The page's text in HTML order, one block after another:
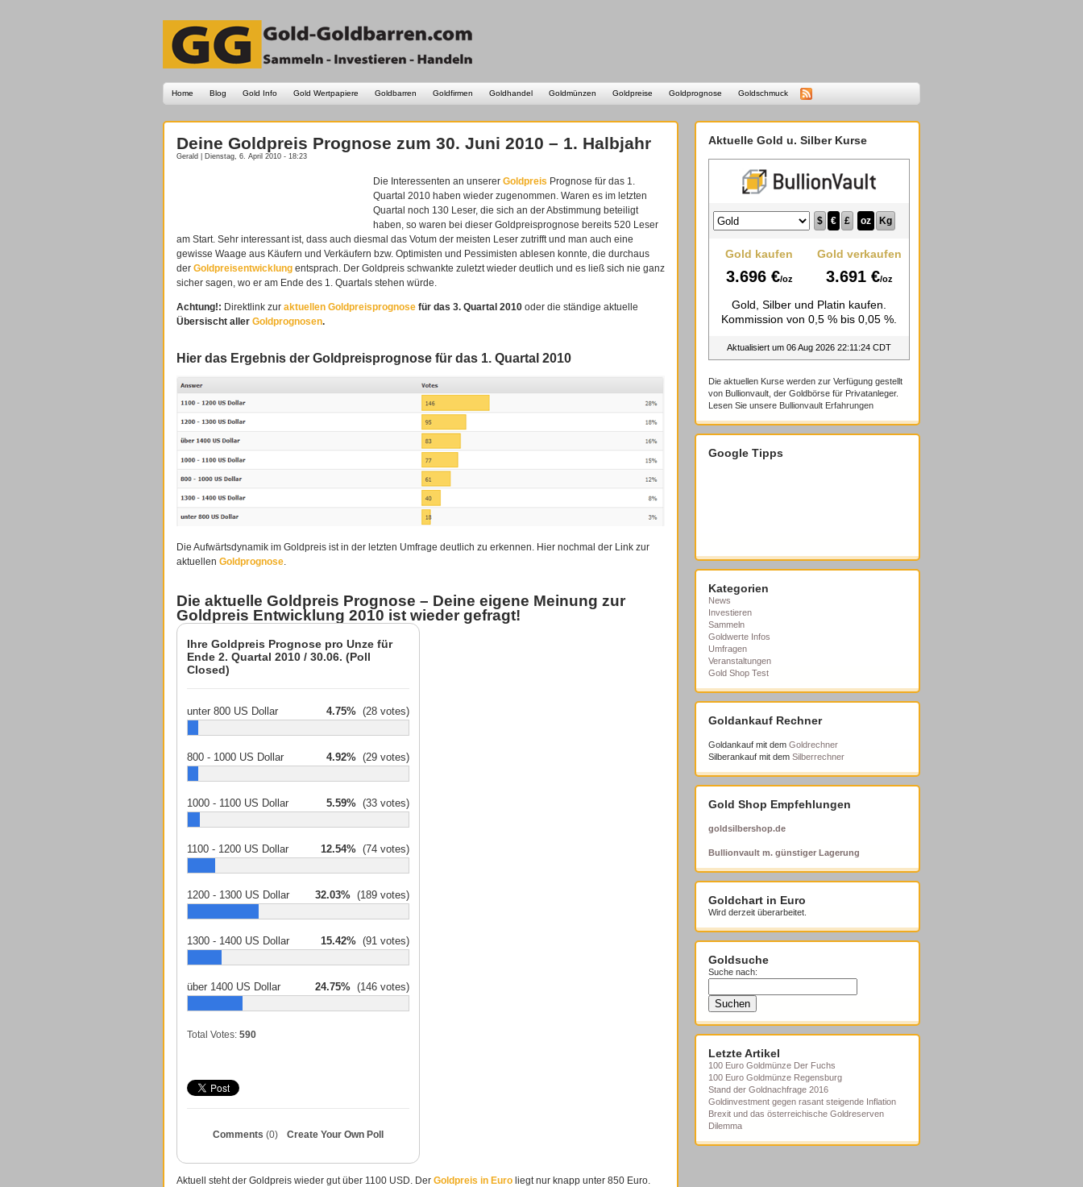
Home Blog Gold Info Gold Wertpapiere Goldbarren Goldfirmen Goldhandel Goldmünzen Goldpreise Goldprognose Goldschmuck
Deine Goldpreis Prognose zum 30. Juni 2010 – 1. Halbjahr
Gerald | Dienstag, 6. April 2010 - 18:23
Die Interessenten an unserer Goldpreis Prognose für das 1.
Quartal 2010 haben wieder zugenommen. Waren es im letzten
Quartal noch 130 Leser, die sich an der Abstimmung beteiligt
haben, so waren bei dieser Goldpreisprognose bereits 520 Leser
am Start. Sehr interessant ist, dass auch diesmal das Votum der meisten Leser zutrifft und man auch eine
gewisse Waage aus Käufern und Verkäufern bzw. Optimisten und Pessimisten ablesen konnte, die durchaus
der Goldpreisentwicklung entsprach. Der Goldpreis schwankte zuletzt wieder deutlich und es ließ sich nie ganz
sicher sagen, wo er am Ende des 1. Quartals stehen würde.
Achtung!: Direktlink zur aktuellen Goldpreisprognose für das 3. Quartal 2010 oder die ständige aktuelle
Übersischt aller Goldprognosen.
Hier das Ergebnis der Goldpreisprognose für das 1. Quartal 2010
Die Aufwärtsdynamik im Goldpreis ist in der letzten Umfrage deutlich zu erkennen. Hier nochmal der Link zur
aktuellen Goldprognose
Die aktuelle Goldpreis Prognose – Deine eigene Meinung zur
Goldpreis Entwicklung 2010 ist wieder gefragt!
Ihre Goldpreis Prognose pro Unze für
Ende 2. Quartal 2010 / 30.06. (Poll
Closed)
unter 800 US Dollar 4.75% (28 votes)
800 - 1000 US Dollar 4.92% (29 votes)
1000 - 1100 US Dollar 5.59% (33 votes)
1100 - 1200 US Dollar 12.54% (74 votes)
1200 - 1300 US Dollar 32.03% (189 votes)
1300 - 1400 US Dollar 15.42% (91 votes)
über 1400 US Dollar 24.75% (146 votes)
Total Votes: 590
Comments (0) Create Your Own Poll
Aktuell steht der Goldpreis wieder gut über 1100 USD. Der Goldpreis in Euro liegt nur knapp unter 850 Euro.
Aktuelle Gold u. Silber Kurse
Die aktuellen Kurse werden zur Verfügung gestellt
von Bullionvault, der Goldbörse für Privatanleger.
Lesen Sie unsere Bullionvault Erfahrungen
Google Tipps
Kategorien
News
Investieren
Sammeln
Goldwerte Infos
Umfragen
Veranstaltungen
Gold Shop Test
Goldankauf Rechner
Goldankauf mit dem Goldrechner
Silberankauf mit dem Silberrechner
Gold Shop Empfehlungen
goldsilbershop.de
Bullionvault m. günstiger Lagerung
Goldchart in Euro
Wird derzeit überarbeitet.
Goldsuche
Suche nach:
Letzte Artikel
100 Euro Goldmünze Der Fuchs
100 Euro Goldmünze Regensburg
Stand der Goldnachfrage 2016
Goldinvestment gegen rasant steigende Inflation
Brexit und das österreichische Goldreserven
Dilemma